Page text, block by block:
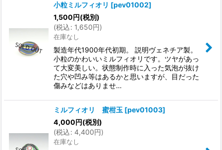
小粒ミルフィオリ [pev01002]
1,500円(税別)
(税込: 1,650円)
在庫なし
製造年代1900年代初期。 説明ヴェネチア製。
小粒のかわいいミルフィオリです。ツヤがあっ
て大変美しい。状態制作時に入った気泡が抜け
た穴や凹み等はあるかと思いますが、目だった
傷みなどはありませ…
ミルフィオリ 蜜柑玉 [pev01003]
4,000円(税別)
(税込: 4,400円)
在庫なし